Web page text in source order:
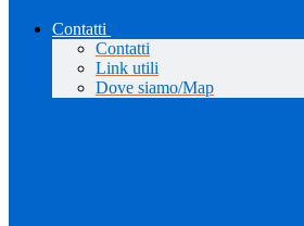
Contatti
Contatti
Link utili
Dove siamo/Map